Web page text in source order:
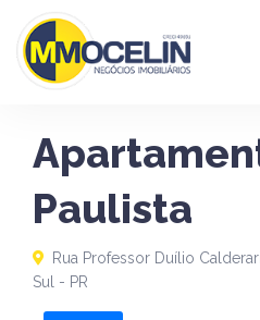
Paulista
Rua Professor Duílio
Sul - PR